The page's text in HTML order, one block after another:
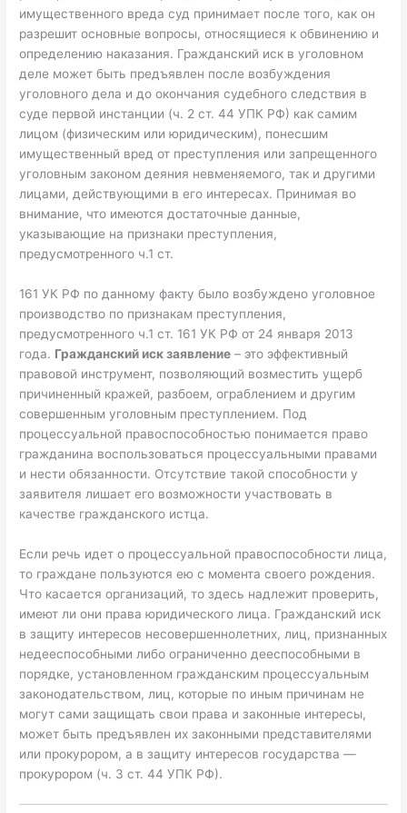
имущественного вреда суд принимает после того, как он
разрешит основные вопросы, относящиеся к обвинению и
определению наказания. Гражданский иск в уголовном
деле может быть предъявлен после возбуждения
уголовного дела и до окончания судебного следствия в
суде первой инстанции (ч. 2 ст. 44 УПК РФ) как самим
лицом (физическим или юридическим), понесшим
имущественный вред от преступления или запрещенного
уголовным законом деяния невменяемого, так и другими
лицами, действующими в его интересах. Принимая во
внимание, что имеются достаточные данные,
указывающие на признаки преступления,
предусмотренного ч.1 ст.
161 УК РФ по данному факту было возбуждено уголовное
производство по признакам преступления,
предусмотренного ч.1 ст. 161 УК РФ от 24 января 2013
года. Гражданский иск заявление – это эффективный
правовой инструмент, позволяющий возместить ущерб
причиненный кражей, разбоем, ограблением и другим
совершенным уголовным преступлением. Под
процессуальной правоспособностью понимается право
гражданина воспользоваться процессуальными правами
и нести обязанности. Отсутствие такой способности у
заявителя лишает его возможности участвовать в
качестве гражданского истца.
Если речь идет о процессуальной правоспособности лица,
то граждане пользуются ею с момента своего рождения.
Что касается организаций, то здесь надлежит проверить,
имеют ли они права юридического лица. Гражданский иск
в защиту интересов несовершеннолетних, лиц, признанных
недееспособными либо ограниченно дееспособными в
порядке, установленном гражданским процессуальным
законодательством, лиц, которые по иным причинам не
могут сами защищать свои права и законные интересы,
может быть предъявлен их законными представителями
или прокурором, а в защиту интересов государства —
прокурором (ч. 3 ст. 44 УПК РФ).